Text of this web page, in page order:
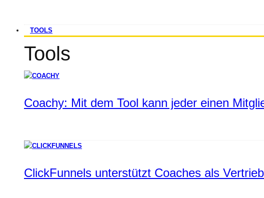
TOOLS
Tools
Coachy: Mit dem Tool kann jeder einen
ClickFunnels unterstützt Coaches als